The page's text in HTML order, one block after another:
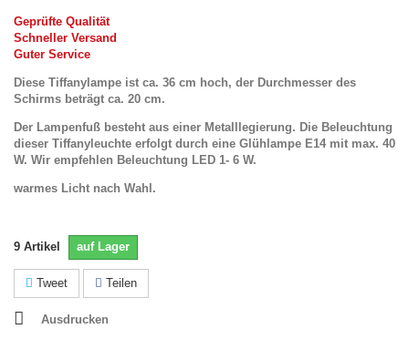
Geprüfte Qualität
Schneller Versand
Guter Service
Diese Tiffanylampe ist ca. 36 cm hoch, der Durchmesser des
Schirms beträgt ca. 20 cm.
Der Lampenfuß besteht aus einer Metalllegierung. Die Beleuchtung
dieser Tiffanyleuchte erfolgt durch eine Glühlampe E14 mit max. 40
W. Wir empfehlen Beleuchtung LED 1- 6 W.
warmes Licht nach Wahl.
9 Artikel auf Lager
Tweet Teilen
Ausdrucken